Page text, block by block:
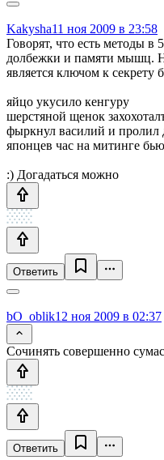
Kakysha11 ноя 2009 в 23:58
Говорят, что есть методы в
долбежки и памяти мышц.
является ключом к секрету
яйцо укусило кенгуру
шерстяной щенок
фыркнул василий и
японцев час на митинге
:) Догадаться можно
Ответить
bO_oblik12 ноя 2009 в 02:37
Сочинять совершенно
Ответить